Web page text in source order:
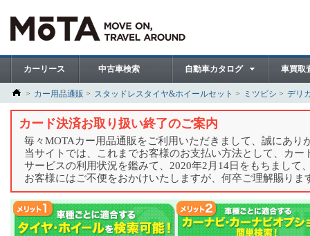
カーリース 中古車検索 自動車カタログ 車買取
カー用品通販 スタッドレスタイヤ&ホイールセット ミツビシ デリ
カード決済お取り扱い終了のご案内
毎々MOTAカー用品通販をご利用いただきまして、誠にあり
当サイトでは、これまでお客様のお支払い方法として、カ
サービスの利用状況を鑑みて、2020年2月14日をもちまし
お客様にはご不便をおかけいたしますが、何卒ご理解賜りま